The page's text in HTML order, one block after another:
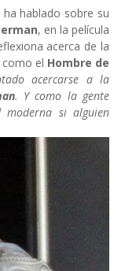
ha hablado sobre su
, en la película
acerca de la
el Hombre de
acercarse a la
. Y como la gente
moderna si alguien